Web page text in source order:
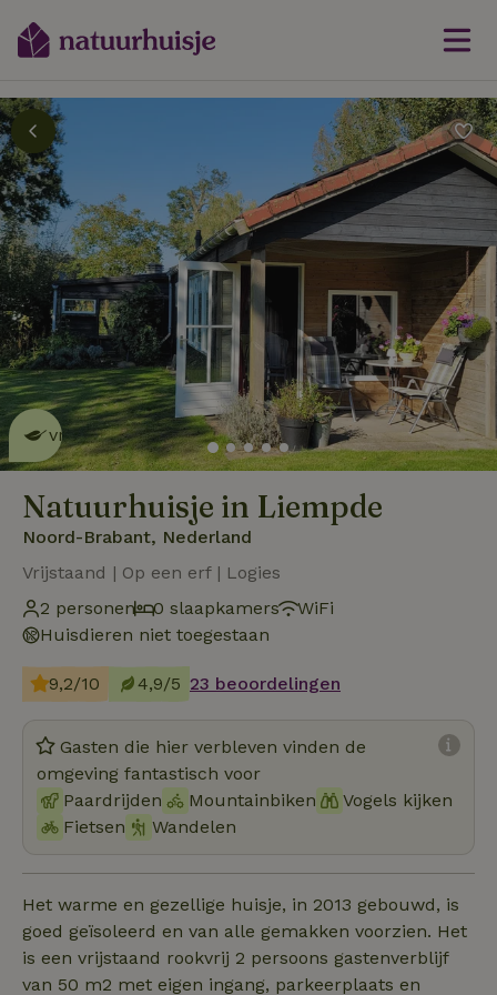
Dit natuurhuisje is eco-
vriendelijklees meer
Natuurhuisje in Liempde
Noord-Brabant, Nederland
Vrijstaand | Op een erf | Logies
2 personen
0 slaapkamers
WiFi
Huisdieren niet toegestaan
9,2/10 4,9/5 23 beoordelingen
Gasten die hier verbleven vinden de
omgeving fantastisch voor
Paardrijden
Mountainbiken
Vogels kijken
Fietsen
Wandelen
Het warme en gezellige huisje, in 2013 gebouwd, is
goed geïsoleerd en van alle gemakken voorzien. Het
is een vrijstaand rookvrij 2 persoons gastenverblijf
van 50 m2 met eigen ingang, parkeerplaats en